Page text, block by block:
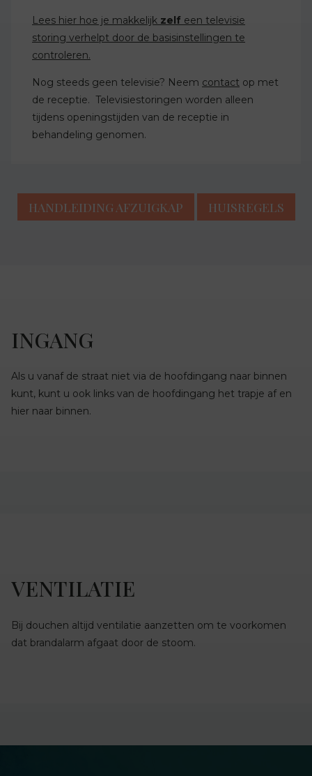
Lees hier hoe je makkelijk zelf een televisie
storing verhelpt door de basisinstellingen te
controleren.
Nog steeds geen televisie? Neem contact op met
de receptie. Televisiestoringen worden alleen
tijdens openingstijden van de receptie in
behandeling genomen.
HANDLEIDING AFZUIGKAP HUISREGELS
INGANG
Als u vanaf de straat niet via de hoofdingang naar binnen
kunt, kunt u ook links van de hoofdingang het trapje af en
hier naar binnen.
VENTILATIE
Bij douchen altijd ventilatie aanzetten om te voorkomen
dat brandalarm afgaat door de stoom.